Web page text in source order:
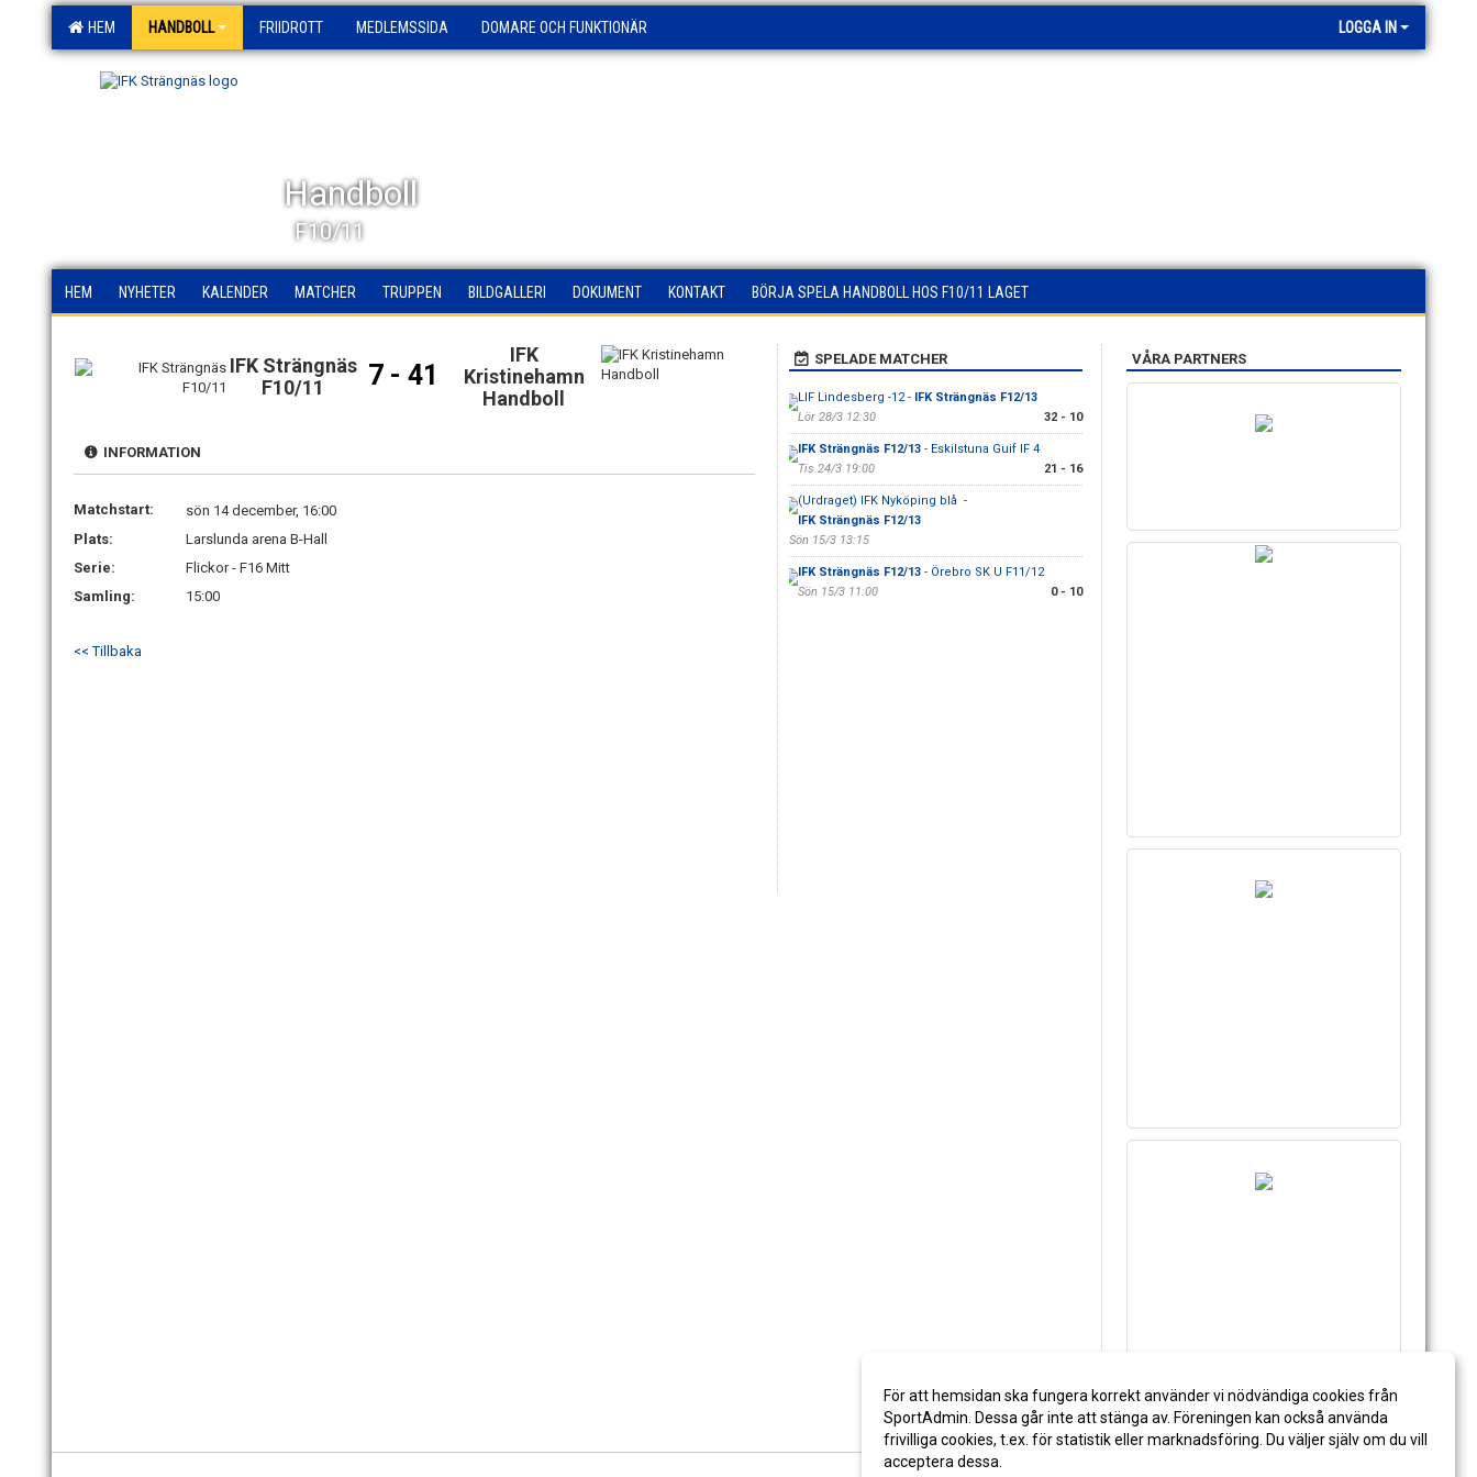
HEM HANDBOLL FRIIDROTT MEDLEMSSIDA DOMARE OCH FUNKTIONÄR LOGGA IN
Handboll
F10/11
HEM NYHETER KALENDER MATCHER TRUPPEN BILDGALLERI DOKUMENT KONTAKT BÖRJA SPELA HANDBOLL HOS F10/11 LAGET
IFK Strängnäs
F10/11
7 - 41
IFK
Kristinehamn
Handboll
INFORMATION
Matchstart:
sön 14 december, 16:00
Plats:
Larslunda arena B-Hall
Serie:
Flickor - F16 Mitt
Samling:
15:00
<< Tillbaka
SPELADE MATCHER
LIF Lindesberg -12 - IFK Strängnäs F12/13
Lör 28/3 12:30
32 - 10
IFK Strängnäs F12/13- Eskilstuna Guif IF 4
Tis 24/3 19:00
21 - 16
(Urdraget) IFK Nyköping blå -
IFK Strängnäs F12/13
Sön 15/3 13:15
IFK Strängnäs F12/13- Örebro SK U F11/12
Sön 15/3 11:00
0 - 10
VÅRA PARTNERS
För att hemsidan ska fungera korrekt använder vi nödvändiga cookies från
SportAdmin. Dessa går inte att stänga av. Föreningen kan också använda
frivilliga cookies, t.ex. för statistik eller marknadsföring. Du väljer själv om du vill
acceptera dessa.